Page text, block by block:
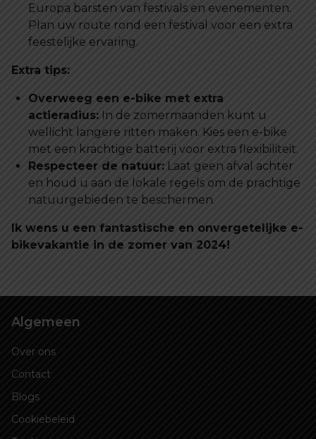
Europa barsten van festivals en evenementen.
Plan uw route rond een festival voor een extra
feestelijke ervaring.
Extra tips:
Overweeg een e-bike met extra
actieradius: In de zomermaanden kunt u
wellicht langere ritten maken. Kies een e-bike
met een krachtige batterij voor extra flexibiliteit.
Respecteer de natuur: Laat geen afval achter
en houd u aan de lokale regels om de prachtige
natuurgebieden te beschermen.
Ik wens u een fantastische en onvergetelijke e-
bikevakantie in de zomer van 2024!
Algemeen
Over ons
Contact
Blogs
Cookiebeleid